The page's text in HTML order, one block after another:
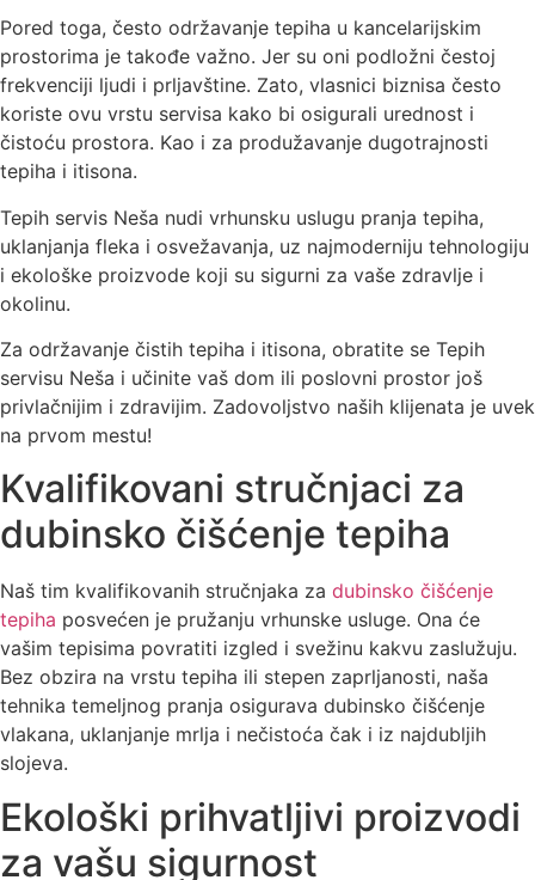
Pored toga, često održavanje tepiha u kancelarijskim
prostorima je takođe važno. Jer su oni podložni čestoj
frekvenciji ljudi i prljavštine. Zato, vlasnici biznisa često
koriste ovu vrstu servisa kako bi osigurali urednost i
čistoću prostora. Kao i za produžavanje dugotrajnosti
tepiha i itisona.
Tepih servis Neša nudi vrhunsku uslugu pranja tepiha,
uklanjanja fleka i osvežavanja, uz najmoderniju tehnologiju
i ekološke proizvode koji su sigurni za vaše zdravlje i
okolinu.
Za održavanje čistih tepiha i itisona, obratite se Tepih
servisu Neša i učinite vaš dom ili poslovni prostor još
privlačnijim i zdravijim. Zadovoljstvo naših klijenata je uvek
na prvom mestu!
Kvalifikovani stručnjaci za
dubinsko čišćenje tepiha
Naš tim kvalifikovanih stručnjaka za dubinsko čišćenje
tepiha posvećen je pružanju vrhunske usluge. Ona će
vašim tepisima povratiti izgled i svežinu kakvu zaslužuju.
Bez obzira na vrstu tepiha ili stepen zaprljanosti, naša
tehnika temeljnog pranja osigurava dubinsko čišćenje
vlakana, uklanjanje mrlja i nečistoća čak i iz najdubljih
slojeva.
Ekološki prihvatljivi proizvodi
za vašu sigurnost